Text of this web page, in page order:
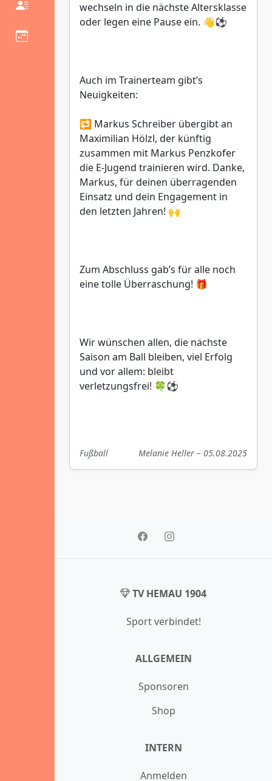
wechseln in die nächste Altersklasse
oder legen eine Pause ein. 👋⚽
Auch im Trainerteam gibt’s
Neuigkeiten:
🔁 Markus Schreiber übergibt an
Maximilian Hölzl, der künftig
zusammen mit Markus Penzkofer
die E-Jugend trainieren wird. Danke,
Markus, für deinen überragenden
Einsatz und dein Engagement in
den letzten Jahren! 🙌
Zum Abschluss gab’s für alle noch
eine tolle Überraschung! 🎁
Wir wünschen allen, die nächste
Saison am Ball bleiben, viel Erfolg
und vor allem: bleibt
verletzungsfrei! 🍀⚽
Fußball Melanie Heller – 05.08.2025
TV HEMAU 1904
Sport verbindet!
ALLGEMEIN
Sponsoren
Shop
INTERN
Anmelden